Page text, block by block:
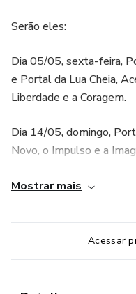
Serão eles:
Dia 05/05, sexta-feira,
e Portal da Lua Cheia,
Liberdade e a Coragem.
Dia 14/05, domingo,
Novo, o Impulso e a
Dia 19/05, sexta-feira,
Dia 23/05, terça-feira,
Entrega, a Confiança e a
Mostrar mais
Acessar